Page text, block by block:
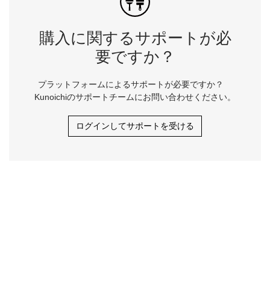
購入に関するサポートが必
要ですか？
プラットフォームによるサポートが必要ですか？
Kunoichiのサポートチームにお問い合わせください。
ログインしてサポートを受ける